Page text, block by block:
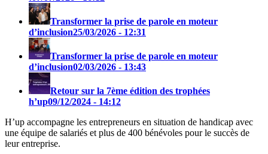
Transformer la prise de parole en moteur
d’inclusion25/03/2026 - 12:31
Transformer la prise de parole en moteur
d’inclusion02/03/2026 - 13:43
Retour sur la 7ème édition des trophées
h’up09/12/2024 - 14:12
H’up accompagne​​ les entrepreneurs en situation de handicap avec
une équipe de salariés et plus de 400 bénévoles pour le succès de
leur entreprise.